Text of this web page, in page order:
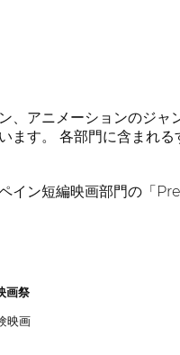
、アニメーションのジャ
ます。 各部門に含まれる
イン短編映画部門の「
画祭
映画